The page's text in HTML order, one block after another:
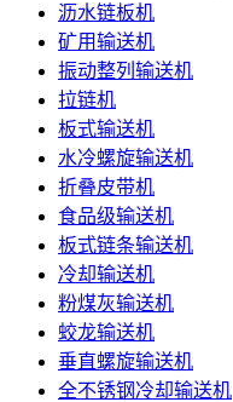
沥水链板机
矿用输送机
振动整列输送机
拉链机
板式输送机
水冷螺旋输送机
折叠皮带机
食品级输送机
板式链条输送机
冷却输送机
粉煤灰输送机
蛟龙输送机
垂直螺旋输送机
全不锈钢冷却输送机